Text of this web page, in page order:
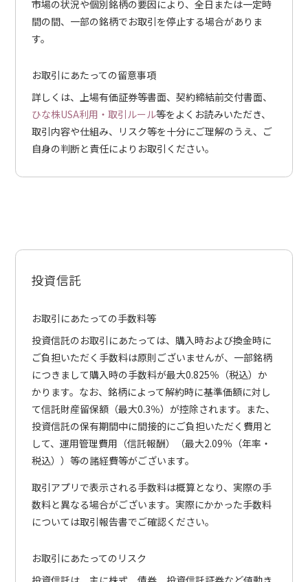
市場の状況や個別銘柄の要因により、全日または一定時
間の間、一部の銘柄でお取引を停止する場合がありま
す。
お取引にあたっての留意事項
詳しくは、上場有価証券等書面、契約締結前交付書面、
ひな株USA利用・取引ルール等をよくお読みいただき、
取引内容や仕組み、リスク等を十分にご理解のうえ、ご
自身の判断と責任によりお取引ください。
投資信託
お取引にあたっての手数料等
投資信託のお取引にあたっては、購入時および換金時に
ご負担いただく手数料は原則ございませんが、一部銘柄
につきまして購入時の手数料が最大0.825％（税込）か
かります。なお、銘柄によって解約時に基準価額に対し
て信託財産留保額（最大0.3％）が控除されます。また、
投資信託の保有期間中に間接的にご負担いただく費用と
して、運用管理費用（信託報酬）（最大2.09％（年率・
税込））等の諸経費等がございます。
取引アプリで表示される手数料は概算となり、実際の手
数料と異なる場合がございます。実際にかかった手数料
については取引報告書でご確認ください。
お取引にあたってのリスク